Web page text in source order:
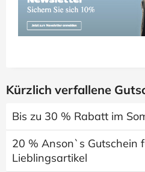
Kürzlich verfallene
Bis zu 30 % Rabatt im
20 % Anson`s Gutschein
Lieblingsartikel